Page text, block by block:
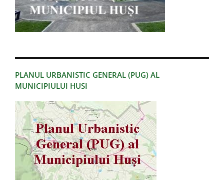
PLANUL URBANISTIC GENERAL (PUG) AL
MUNICIPIULUI HUSI